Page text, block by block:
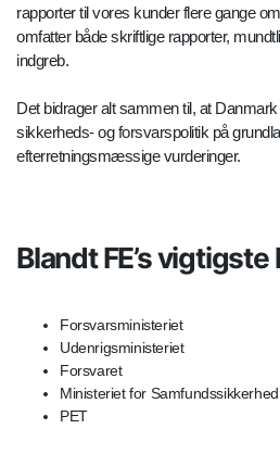
rapporter til vores kunder flere gange
omfatter både skriftlige rapporter,
indgreb.
Det bidrager alt sammen til, at
sikkerheds- og forsvarspolitik på
efterretningsmæssige vurderinger.
Blandt FE’s
Forsvarsministeriet
Udenrigsministeriet
Forsvaret
Ministeriet for
PET